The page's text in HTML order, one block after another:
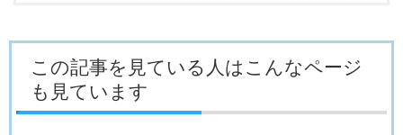
この記事を見ている人はこんなページ
も見ています